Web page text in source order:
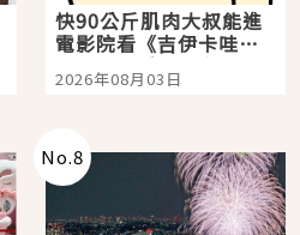
快90公斤肌肉大叔能進
電影院看《吉伊卡哇》
嗎？日本重金屬樂團
「打首」會長與nagano
2026年08月03日
No.8